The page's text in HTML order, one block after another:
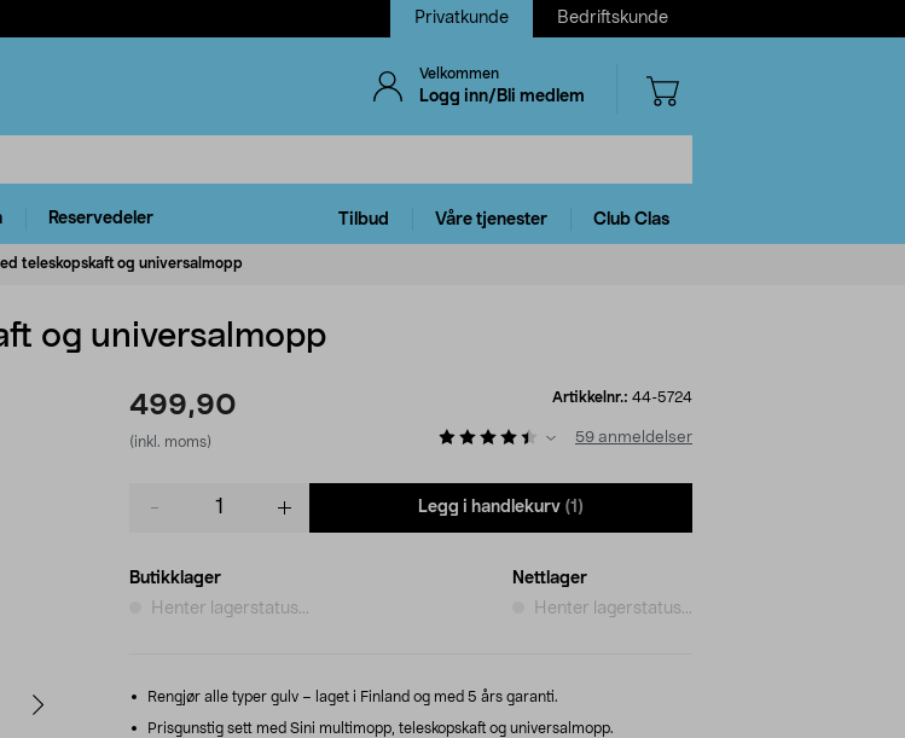
Privatkunde Bedriftskunde
Velkommen
Logg inn/Bli medlem
Reservedeler Tilbud Våre tjenester Club Clas
teleskopskaft og universalmopp
og universalmopp
499,90
(inkl. moms)
Artikkelnr.: 44-5724
59 anmeldelser
Legg i handlekurv (1)
Butikklager
Henter lagerstatus...
Nettlager
Henter lagerstatus...
Rengjør alle typer gulv – laget i Finland og med 5 års garanti.
Prisgunstig sett med Sini multimopp, teleskopskaft og universalmopp.